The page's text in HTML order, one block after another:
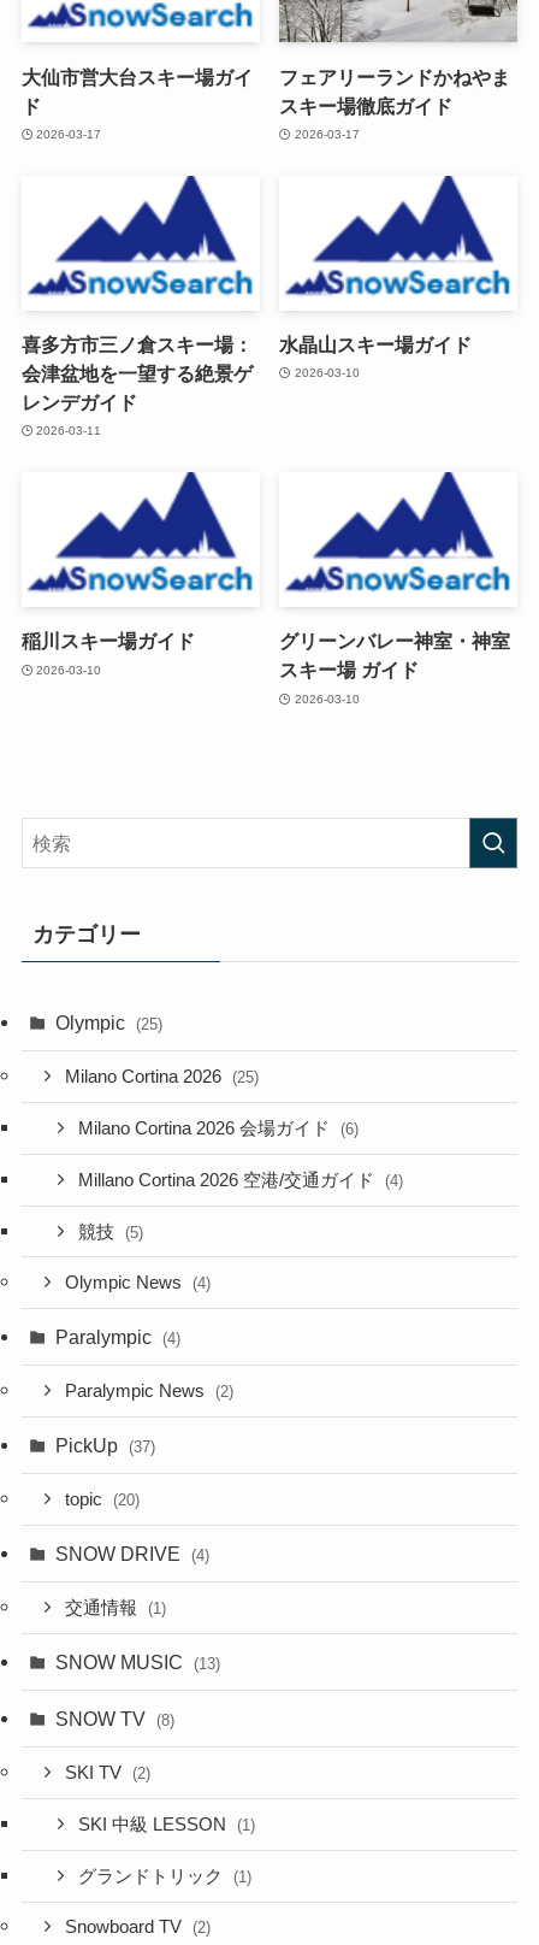
大仙市営大台スキー場ガイ
ド
2026-03-17
フェアリーランドかねやま
スキー場徹底ガイド
2026-03-17
喜多方市三ノ倉スキー場：
会津盆地を一望する絶景ゲ
レンデガイド
2026-03-11
水晶山スキー場ガイド
2026-03-10
稲川スキー場ガイド
2026-03-10
グリーンバレー神室・神室
スキー場 ガイド
2026-03-10
カテゴリー
Olympic (25)
Milano Cortina 2026 (25)
Milano Cortina 2026 会場ガイド (6)
Millano Cortina 2026 空港/交通ガイド (4)
競技 (5)
Olympic News (4)
Paralympic (4)
Paralympic News (2)
PickUp (37)
topic (20)
SNOW DRIVE (4)
交通情報 (1)
SNOW MUSIC (13)
SNOW TV (8)
SKI TV (2)
SKI 中級 LESSON (1)
グランドトリック (1)
Snowboard TV (2)